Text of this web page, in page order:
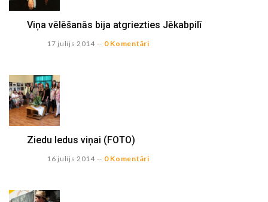
Viņa vēlēšanās bija atgriezties Jēkabpilī
17 julijs 2014-- 0 Komentāri
Ziedu ledus viņai (FOTO)
16 julijs 2014-- 0 Komentāri